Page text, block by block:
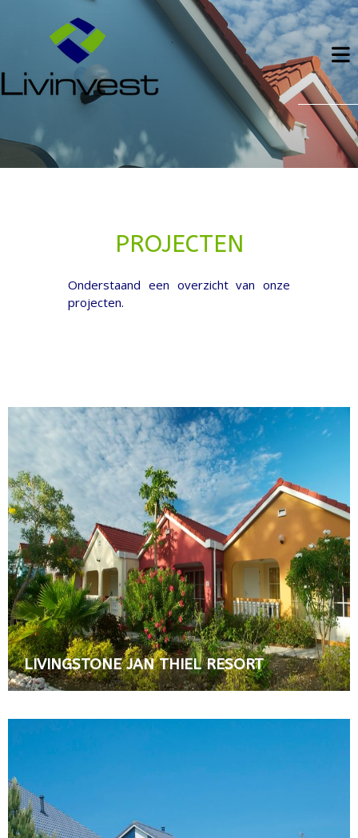
PROJECTEN
Onderstaand een overzicht van onze
projecten.
LIVINGSTONE JAN THIEL RESORT